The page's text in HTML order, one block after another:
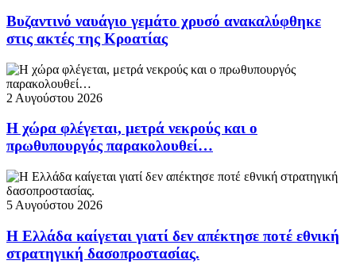
Βυζαντινό ναυάγιο γεμάτο χρυσό ανακαλύφθηκε
στις ακτές της Κροατίας
2 Αυγούστου 2026
Η χώρα φλέγεται, μετρά νεκρούς και ο
πρωθυπουργός παρακολουθεί…
5 Αυγούστου 2026
Η Ελλάδα καίγεται γιατί δεν απέκτησε ποτέ εθνική
στρατηγική δασοπροστασίας.